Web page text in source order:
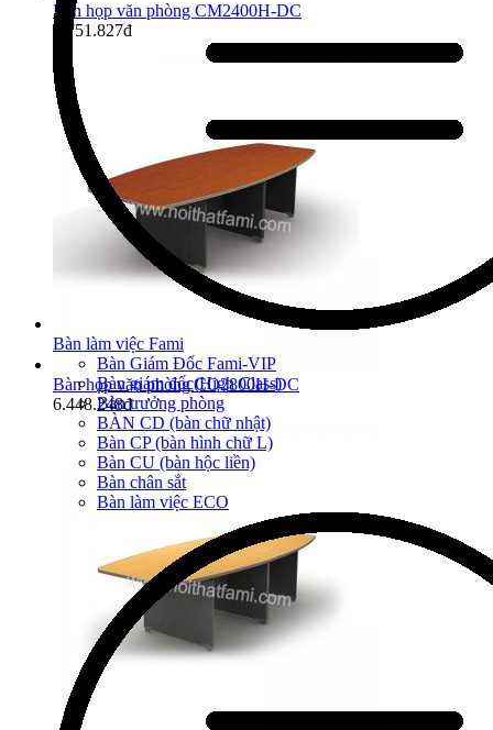
Bàn họp văn phòng CM2400H-DC
4.751.827đ
Bàn họp văn phòng CO2800H-DC
6.448.248đ
Bàn làm việc Fami
Bàn Giám Đốc Fami-VIP
Bàn giám đốc(High Class)
Bàn trưởng phòng
BÀN CD (bàn chữ nhật)
Bàn CP (bàn hình chữ L)
Bàn CU (bàn hộc liền)
Bàn chân sắt
Bàn làm việc ECO